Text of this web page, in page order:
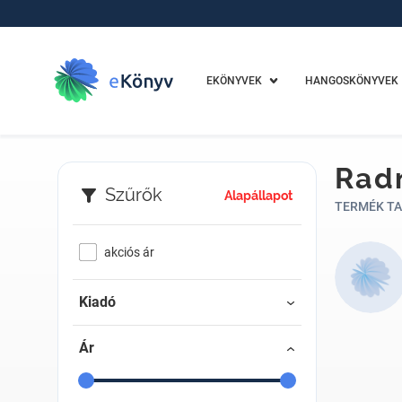
EKÖNYVEK HANGOSKÖNYVEK
Szűrők Alapállapot
akciós ár
Kiadó
Ár
TERMÉK